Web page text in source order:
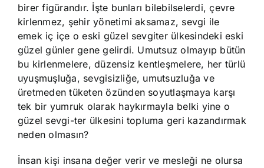
birer figürandır. İşte bunları bilebilselerdi, çevre
kirlenmez, şehir yönetimi aksamaz, sevgi ile
emek iç içe o eski güzel sevgiter ülkesindeki eski
güzel günler gene gelirdi. Umutsuz olmayıp bütün
bu kirlenmelere, düzensiz kentleşmelere, her türlü
uyuşmuşluğa, sevgisizliğe, umutsuzluğa ve
üretmeden tüketen özünden soyutlaşmaya karşı
tek bir yumruk olarak haykırmayla belki yine o
güzel sevgi-ter ülkesini topluma geri kazandırmak
neden olmasın?
İnsan kişi insana değer verir ve mesleği ne olursa